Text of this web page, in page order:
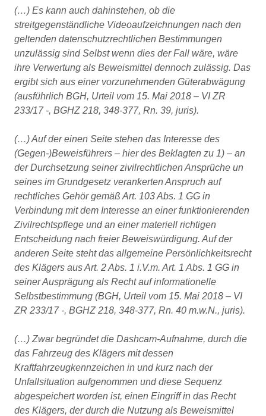
(…) Es kann auch dahinstehen, ob die
streitgegenständliche Videoaufzeichnungen nach den
geltenden datenschutzrechtlichen Bestimmungen
unzulässig sind Selbst wenn dies der Fall wäre, wäre
ihre Verwertung als Beweismittel dennoch zulässig. Das
ergibt sich aus einer vorzunehmenden Güterabwägung
(ausführlich BGH, Urteil vom 15. Mai 2018 – VI ZR
233/17 -, BGHZ 218, 348-377, Rn. 39, juris).
(…) Auf der einen Seite stehen das Interesse des
(Gegen-)Beweisführers – hier des Beklagten zu 1) – an
der Durchsetzung seiner zivilrechtlichen Ansprüche un
seines im Grundgesetz verankerten Anspruch auf
rechtliches Gehör gemäß Art. 103 Abs. 1 GG in
Verbindung mit dem Interesse an einer funktionierenden
Zivilrechtspflege und an einer materiell richtigen
Entscheidung nach freier Beweiswürdigung. Auf der
anderen Seite steht das allgemeine Persönlichkeitsrecht
des Klägers aus Art. 2 Abs. 1 i.V.m. Art. 1 Abs. 1 GG in
seiner Ausprägung als Recht auf informationelle
Selbstbestimmung (BGH, Urteil vom 15. Mai 2018 – VI
ZR 233/17 -, BGHZ 218, 348-377, Rn. 40 m.w.N., juris).
(…) Zwar begründet die Dashcam-Aufnahme, durch die
das Fahrzeug des Klägers mit dessen
Kraftfahrzeugkennzeichen in und kurz nach der
Unfallsituation aufgenommen und diese Sequenz
abgespeichert worden ist, einen Eingriff in das Recht
des Klägers, der durch die Nutzung als Beweismittel